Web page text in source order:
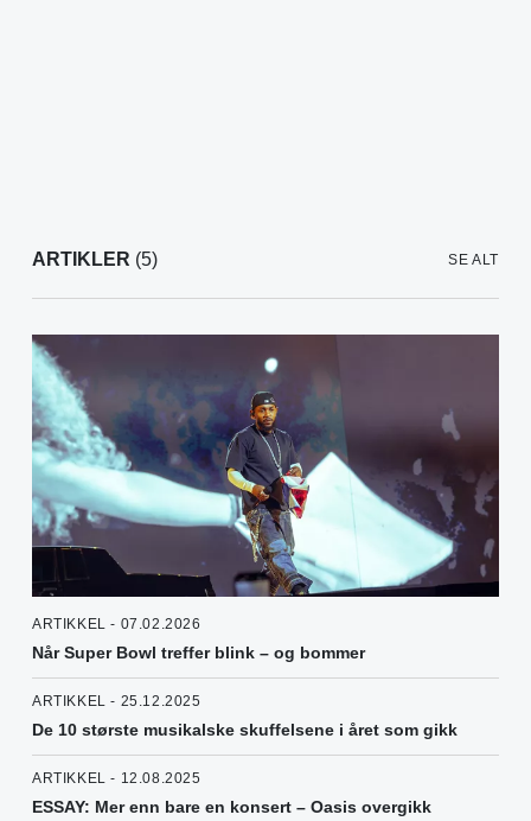
ARTIKLER (5) SE ALT
ARTIKKEL - 07.02.2026
Når Super Bowl treffer blink – og bommer
ARTIKKEL - 25.12.2025
De 10 største musikalske skuffelsene i året som gikk
ARTIKKEL - 12.08.2025
ESSAY: Mer enn bare en konsert – Oasis overgikk